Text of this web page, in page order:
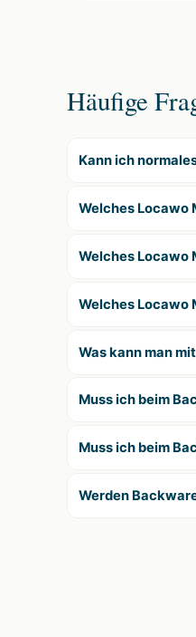
Häufige
Kann ich
Welches Locawo
Welches Locawo
Welches Locawo
Was kann man
Muss ich beim
Muss ich beim
Werden